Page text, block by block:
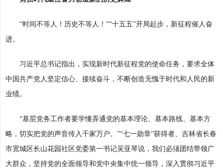
“时间不等人！历史不等人！”“十五五”开局起步，新征程催人奋
进。
习近平总书记指出，实现新时代新征程党的使命任务，要求全体
中国共产党人坚定信心、接续奋斗，不断创造无愧于时代和人民的新
业绩。
“基层党务工作者要学懂弄通党的基本理论、基本路线、基本方
略，切实把党的声音传入千家万户。”“七一勋章”获得者、吉林省长春
市宽城区长山花园社区党委第一书记吴亚琴说，我们必须团结带领广
大群众，坚持党的全面领导和党中央集中统一领导，深入贯彻习近平